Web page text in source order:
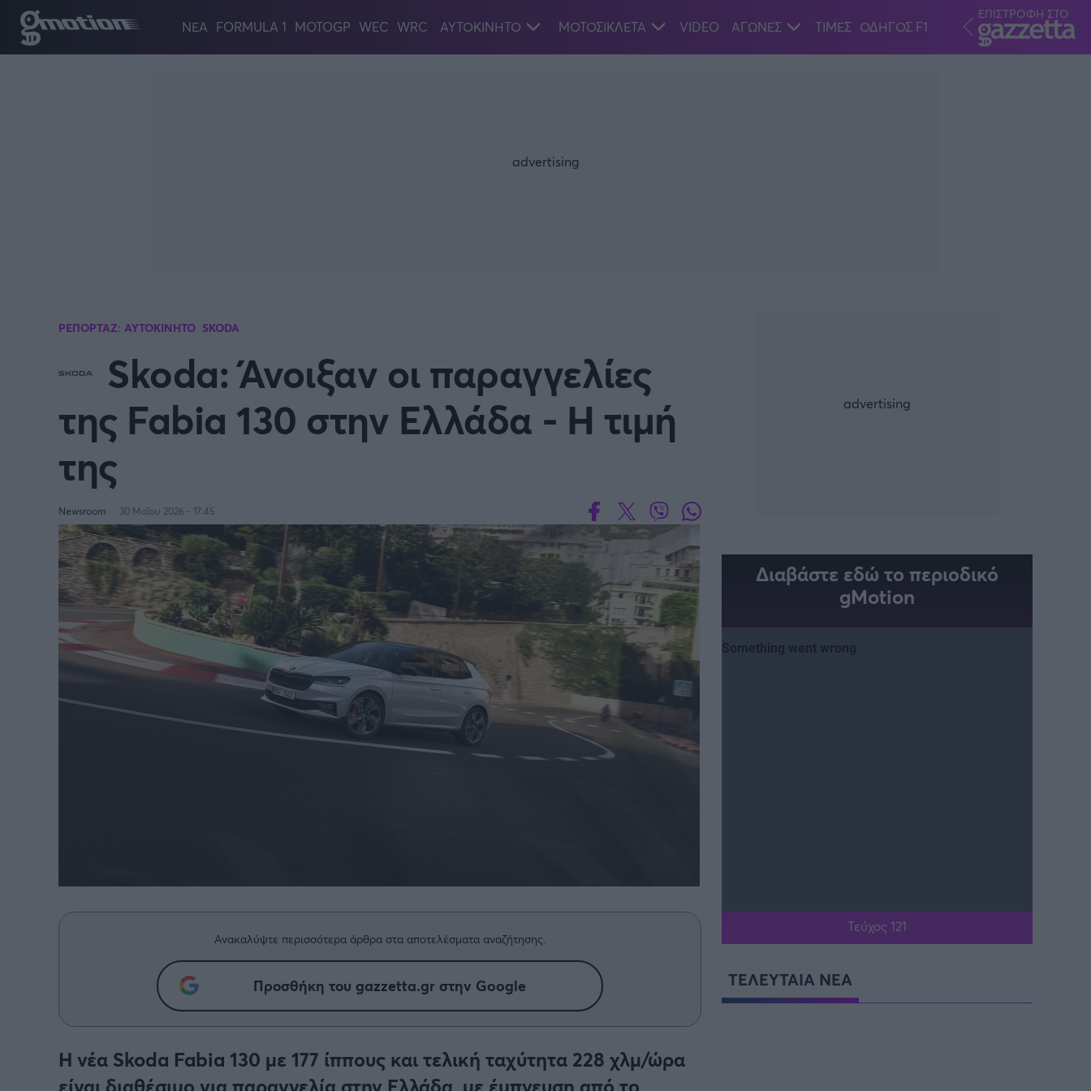
Παράκαμψη προς το κυρίως περιεχόμενο
ΝΕΑ FORMULA 1 MOTOGP WEC WRC ΑΥΤΟΚΙΝΗΤΟ ΜΟΤΟΣΙΚΛΕΤΑ VIDEO ΑΓΩΝΕΣ ΤΙΜΕΣ ΟΔΗΓΟΣ F1
ΕΠΙΣΤΡΟΦΗ ΣΤΟ
ΡΕΠΟΡΤΑΖ: ΑΥΤΟΚΙΝΗΤΟ SKODA
Skoda: Άνοιξαν οι παραγγελίες
της Fabia 130 στην Ελλάδα - Η τιμή
της
Newsroom 30 Μαΐου 2026 - 17:45
Ανακαλύψτε περισσότερα άρθρα στα αποτελέσματα αναζήτησης.
Προσθήκη του gazzetta.gr στην Google
Η νέα Skoda Fabia 130 με 177 ίππους και τελική ταχύτητα 228 χλμ/ώρα
Διαβάστε εδώ το περιοδικό
gMotion
Τεύχος 121
ΤΕΛΕΥΤΑΙΑ ΝΕΑ